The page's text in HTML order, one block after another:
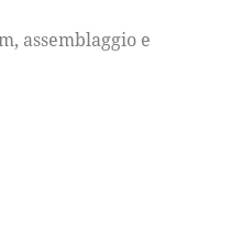
assemblaggio e